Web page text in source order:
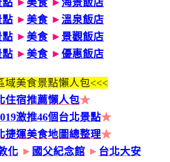
點 ► 美食 ► 海景飯店
點 ► 美食 ► 溫泉飯店
點 ► 美食 ► 景觀飯店
點 ► 美食 ► 優惠飯店
域美食景點懶人包<<<
住宿推薦懶人包★
激推46個台北景點★
捷運美食地圖總整理★
化 ► 國父紀念館 ► 台北大安